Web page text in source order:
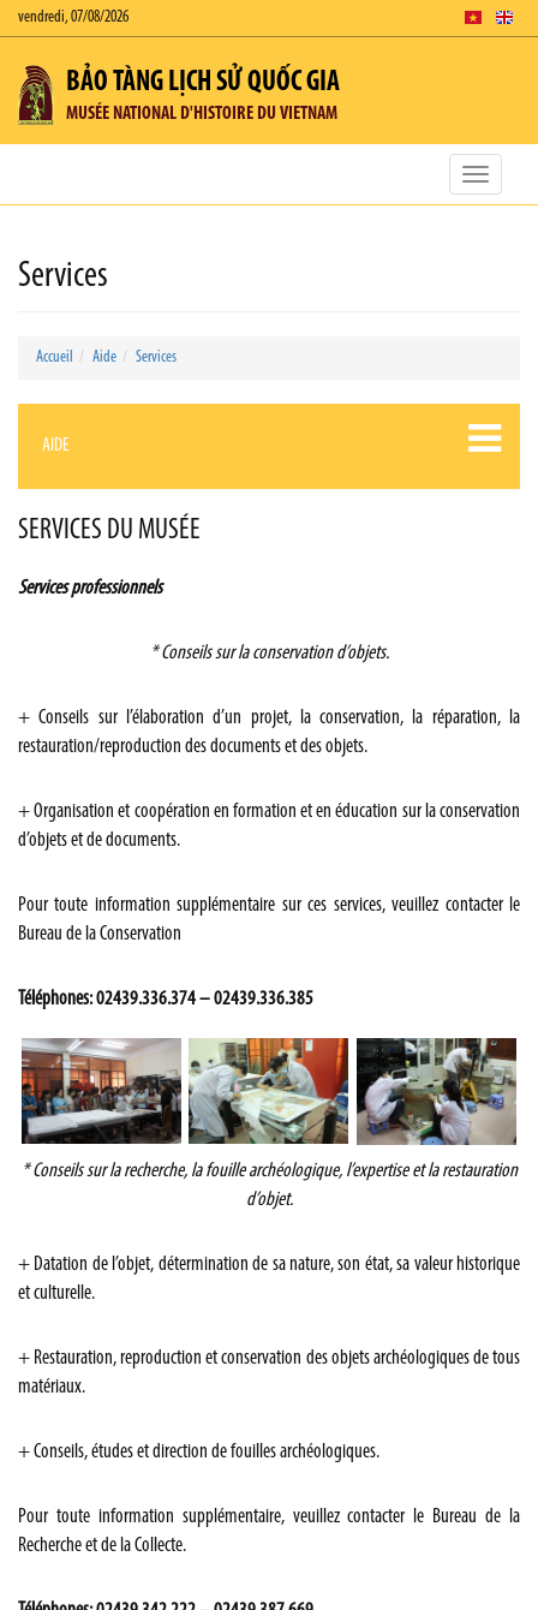
vendredi, 07/08/2026
BẢO TÀNG LỊCH SỬ QUỐC GIA
MUSÉE NATIONAL D'HISTOIRE DU VIETNAM
Toggle
Services
Accueil Aide Services
AIDE
SERVICES DU MUSÉE
Services professionnels
* Conseils sur la conservation d’objets.
+ Conseils sur l’élaboration d’un projet, la conservation, la réparation, la
restauration/reproduction des documents et des objets.
+ Organisation et coopération en formation et en éducation sur la conservation
d’objets et de documents.
Pour toute information supplémentaire sur ces services, veuillez contacter le
Bureau de la Conservation
Téléphones: 02439.336.374 – 02439.336.385
*Conseils sur la recherche, la fouille archéologique, l’expertise et la restauration
d’objet.
+ Datation de l’objet, détermination de sa nature, son état, sa valeur historique
et culturelle.
+ Restauration, reproduction et conservation des objets archéologiques de tous
matériaux.
+ Conseils, études et direction de fouilles archéologiques.
Pour toute information supplémentaire, veuillez contacter le Bureau de la
Recherche et de la Collecte.